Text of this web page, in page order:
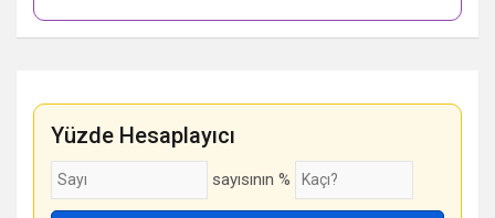
Yüzde Hesaplayıcı
sayısının %